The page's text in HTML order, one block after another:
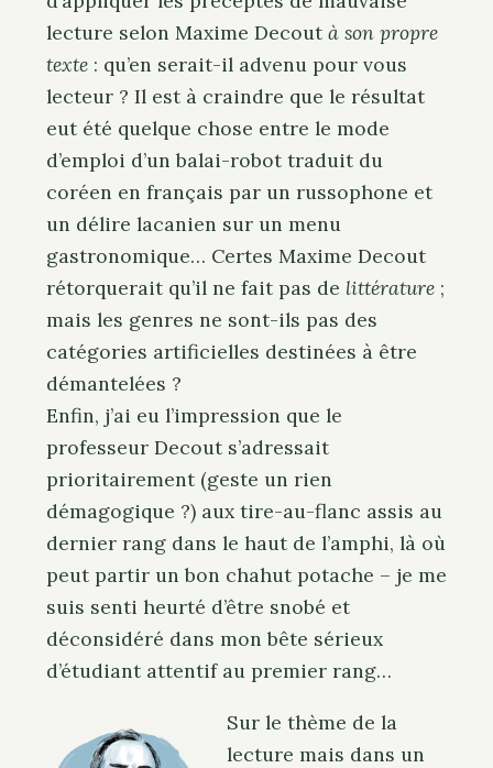
lecture selon Maxime Decout à son propre
texte : qu’en serait-il advenu pour vous
lecteur ? Il est à craindre que le résultat
eut été quelque chose entre le mode
d’emploi d’un balai-robot traduit du
coréen en français par un russophone et
un délire lacanien sur un menu
gastronomique… Certes Maxime Decout
rétorquerait qu’il ne fait pas de littérature ;
mais les genres ne sont-ils pas des
catégories artificielles destinées à être
démantelées ?
Enfin, j’ai eu l’impression que le
professeur Decout s’adressait
prioritairement (geste un rien
démagogique ?) aux tire-au-flanc assis au
dernier rang dans le haut de l’amphi, là où
peut partir un bon chahut potache – je me
suis senti heurté d’être snobé et
déconsidéré dans mon bête sérieux
d’étudiant attentif au premier rang…
Sur le thème de la
lecture mais dans un